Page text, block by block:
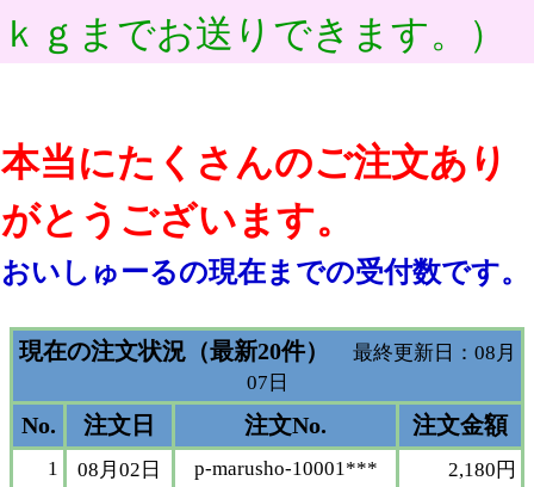
ｋｇまでお送りできます。）
本当にたくさんのご注文あり
がとうございます。
おいしゅーるの現在までの受付数です。